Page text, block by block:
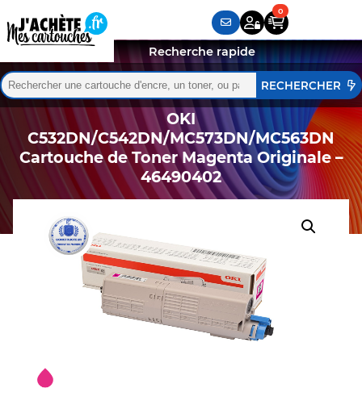
Rechercher :
Quand les résultats de l'auto-complétion sont
Recherche rapide
OKI
C532DN/C542DN/MC573DN/MC563DN
Cartouche de Toner Magenta Originale –
46490402